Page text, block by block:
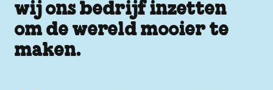
wij ons bedrijf inzetten
om de wereld mooier te
maken.